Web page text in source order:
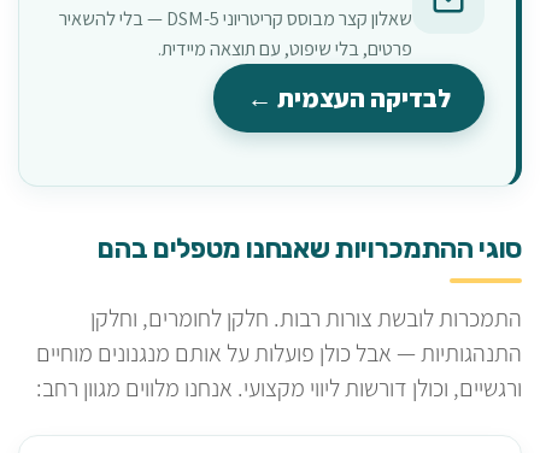
שאלון קצר מבוסס קריטריוני DSM-5 — בלי להשאיר
פרטים, בלי שיפוט, עם תוצאה מיידית.
לבדיקה העצמית ←
סוגי ההתמכרויות שאנחנו מטפלים בהם
התמכרות לובשת צורות רבות. חלקן לחומרים, וחלקן
התנהגותיות — אבל כולן פועלות על אותם מנגנונים מוחיים
ורגשיים, וכולן דורשות ליווי מקצועי. אנחנו מלווים מגוון רחב: